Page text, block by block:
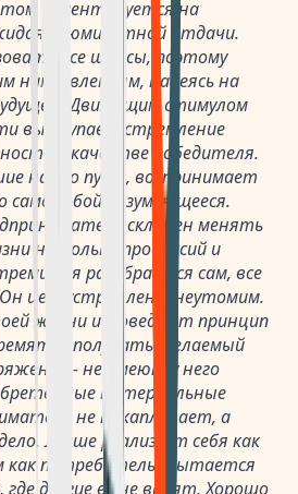
ориентируется на
сиюминутной отдачи.
все шансы, поэтому
направлениям, надеясь на
Движущим стимулом
выступает стремление
в качестве победителя.
на его пути, воспринимает
само собой разумеющееся.
склонен менять
несколько профессий и
разобраться сам, все
целеустремлен и неутомим.
жизни исповедуют принцип
получать желаемый
- не имеют у него
материальные
не накапливает, а
Лучше реализует себя как
как потребитель. Пытается
где другие ее не видят. Хорошо